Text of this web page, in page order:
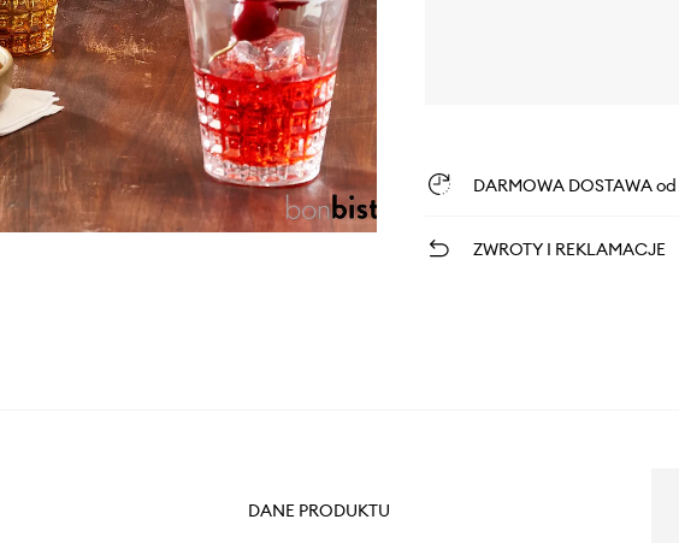
DARMOWA DOSTAWA od
ZWROTY I REKLAMACJE
DANE PRODUKTU